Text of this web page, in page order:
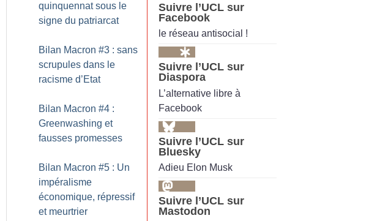
quinquennat sous le
signe du patriarcat
Bilan Macron #3 : sans
scrupules dans le
racisme d’Etat
Bilan Macron #4 :
Greenwashing et
fausses promesses
Bilan Macron #5 : Un
impéralisme
économique, répressif
et meurtrier
Suivre l’UCL sur
Facebook
le réseau antisocial !
Suivre l’UCL sur
Diaspora
L’alternative libre à
Facebook
Suivre l’UCL sur
Bluesky
Adieu Elon Musk
Suivre l’UCL sur
Mastodon